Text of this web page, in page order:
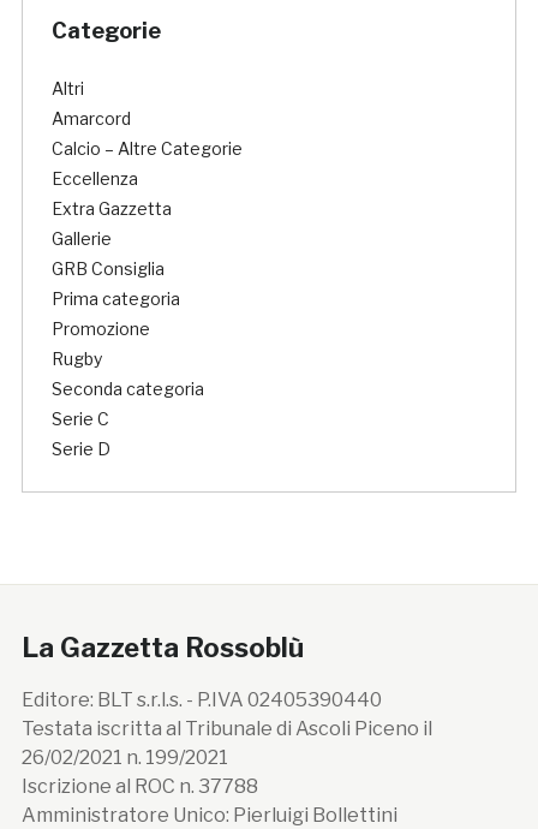
Categorie
Altri
Amarcord
Calcio – Altre Categorie
Eccellenza
Extra Gazzetta
Gallerie
GRB Consiglia
Prima categoria
Promozione
Rugby
Seconda categoria
Serie C
Serie D
La Gazzetta Rossoblù
Editore: BLT s.r.l.s. - P.IVA 02405390440
Testata iscritta al Tribunale di Ascoli Piceno il
26/02/2021 n. 199/2021
Iscrizione al ROC n. 37788
Amministratore Unico: Pierluigi Bollettini